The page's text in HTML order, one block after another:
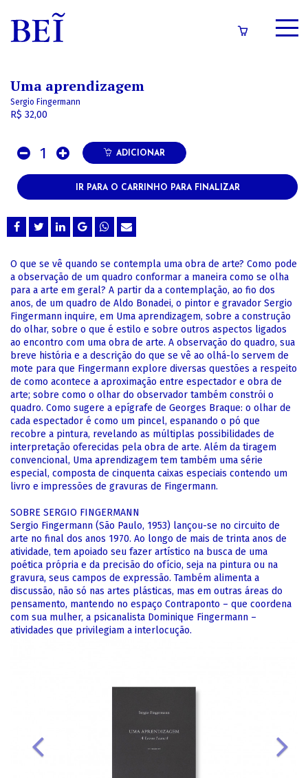
CATÁLOGO
IMPRENSA
Uma aprendizagem
Sergio Fingermann
R$ 32,00
1 ADICIONAR
IR PARA O CARRINHO PARA FINALIZAR
O que se vê quando se contempla uma obra de arte? Como pode
a observação de um quadro conformar a maneira como se olha
para a arte em geral? A partir da a contemplação, ao fio dos
anos, de um quadro de Aldo Bonadei, o pintor e gravador Sergio
Fingermann inquire, em Uma aprendizagem, sobre a construção
do olhar, sobre o que é estilo e sobre outros aspectos ligados
ao encontro com uma obra de arte. A observação do quadro, sua
breve história e a descrição do que se vê ao olhá-lo servem de
mote para que Fingermann explore diversas questões a respeito
de como acontece a aproximação entre espectador e obra de
arte; sobre como o olhar do observador também constrói o
quadro. Como sugere a epígrafe de Georges Braque: o olhar de
cada espectador é como um pincel, espanando o pó que
recobre a pintura, revelando as múltiplas possibilidades de
interpretação oferecidas pela obra de arte. Além da tiragem
convencional, Uma aprendizagem tem também uma série
especial, composta de cinquenta caixas especiais contendo um
livro e impressões de gravuras de Fingermann.
SOBRE SERGIO FINGERMANN
Sergio Fingermann (São Paulo, 1953) lançou-se no circuito de
arte no final dos anos 1970. Ao longo de mais de trinta anos de
atividade, tem apoiado seu fazer artístico na busca de uma
poética própria e da precisão do ofício, seja na pintura ou na
gravura, seus campos de expressão. Também alimenta a
discussão, não só nas artes plásticas, mas em outras áreas do
pensamento, mantendo no espaço Contraponto – que coordena
com sua mulher, a psicanalista Dominique Fingermann –
atividades que privilegiam a interlocução.